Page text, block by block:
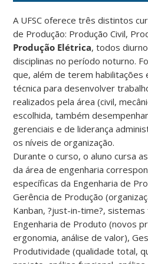
A UFSC oferece três distintos
de Produção: Produção Civil,
Produção Elétrica, todos
disciplinas no período noturno.
que, além de terem habilitações
técnica para desenvolver
realizados pela área (civil,
escolhida, também
gerenciais e de liderança
os níveis de organização.
Durante o curso, o aluno cursa
da área de engenharia
específicas da Engenharia de
Gerência de Produção
Kanban, ?just-in-time?,
Engenharia de Produto (novos
ergonomia, análise de valor),
Produtividade (qualidade total,